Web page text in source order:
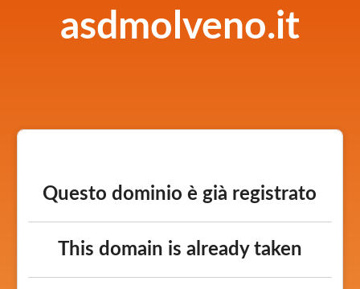
asdmolveno.it
Questo dominio è già registrato
This domain is already taken